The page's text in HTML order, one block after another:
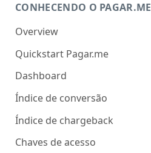
CONHECENDO O PAGAR.ME
Overview
Quickstart Pagar.me
Dashboard
Índice de conversão
Índice de chargeback
Chaves de acesso